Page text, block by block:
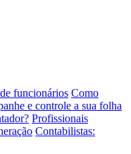
funcionários Como
e controle a sua folha
Profissionais
Contabilistas: